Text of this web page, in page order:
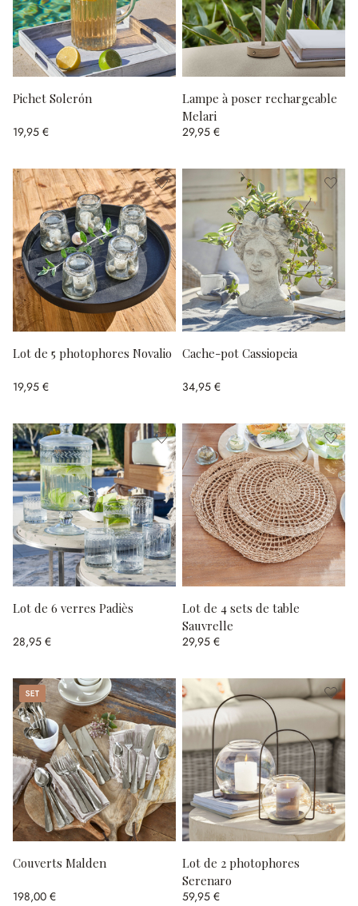
Pichet Solerón
19,95 €
Lampe à poser rechargeable
Melari
29,95 €
Lot de 5 photophores Novalio
19,95 €
Cache-pot Cassiopeia
34,95 €
Lot de 6 verres Padiès
28,95 €
Lot de 4 sets de table
Sauvrelle
29,95 €
Set
Couverts Malden
198,00 €
Lot de 2 photophores
Serenaro
59,95 €